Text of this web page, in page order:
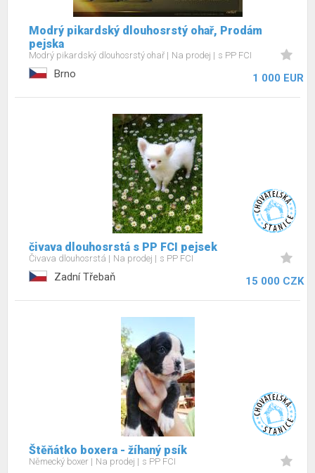
Modrý pikardský dlouhosrstý ohař, Prodám
pejska
Modrý pikardský dlouhosrstý ohař Na prodej s PP FCI
Brno 1 000 EUR
čivava dlouhosrstá s PP FCI pejsek
Čivava dlouhosrstá Na prodej s PP FCI
Zadní Třebaň 15 000 CZK
Štěňátko boxera - žíhaný psík
Německý boxer Na prodej s PP FCI